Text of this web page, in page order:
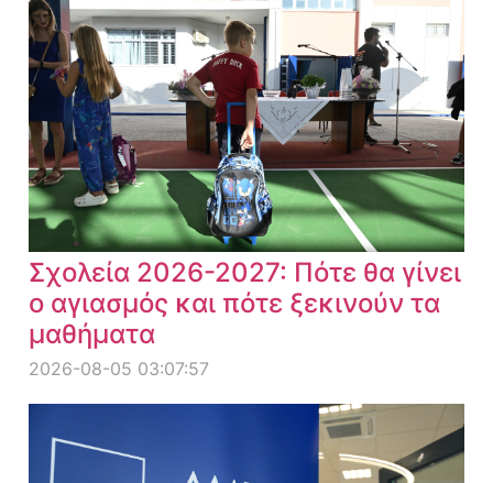
Σχολεία 2026-2027: Πότε θα γίνει
ο αγιασμός και πότε ξεκινούν τα
μαθήματα
2026-08-05 03:07:57